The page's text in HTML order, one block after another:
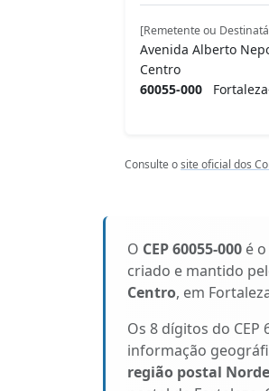
[Remetente ou
Avenida Alberto
Centro
60055-000
Consulte osite oficial dos
O CEP 60055-000 é
criado e mantido
Centro, em
Os 8 dígitos do
informação
região postal